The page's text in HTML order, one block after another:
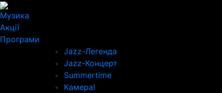
Музика
Акції
Програми
Jazz-Легенда
Jazz-Концерт
Summertime
Камера!